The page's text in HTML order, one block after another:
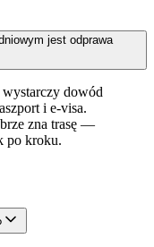
jest odprawa
dowód
i e-visa.
zna trasę —
po kroku.